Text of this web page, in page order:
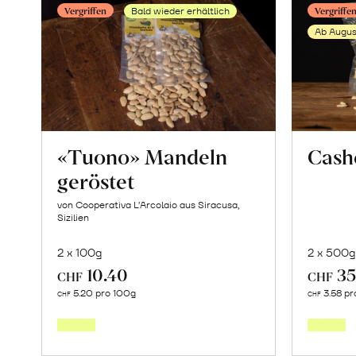
Vergine
erfahren
Vergriffen Bald wieder erhältlich
«Tuono» Mandeln
geröstet
von Cooperativa L’Arcolaio aus Siracusa,
Sizilien
2 x 100g
CHF 10.40
CHF 5.20 pro 100g
Vergriffen
Ab
2 x 500g
CHF
CHF 3.58